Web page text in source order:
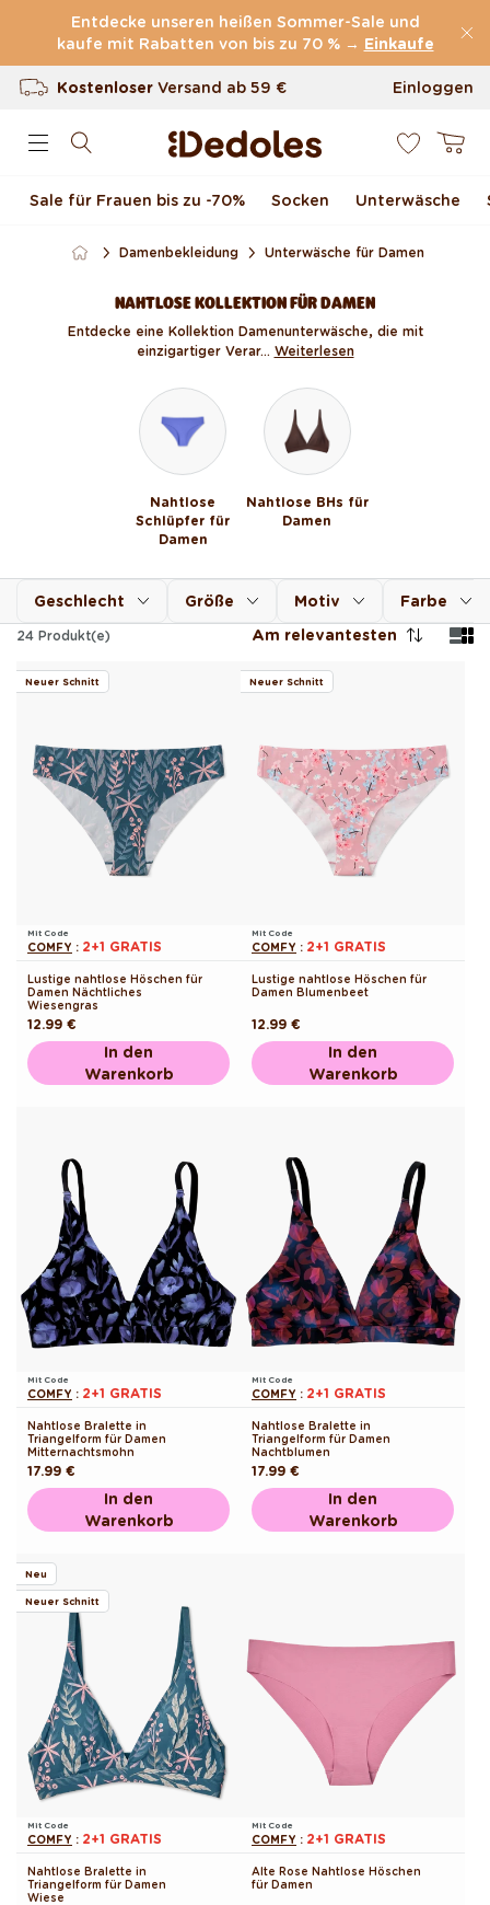
Direkt zum Inhalt
Entdecke unseren heißen Sommer-Sale und
kaufe mit Rabatten von bis zu 70 % → Einkaufe
(60.231 Bewertungen)
Kostenloser Versand ab 59 €
100 Tage Rückgaberecht
Einloggen
Sale für Frauen bis zu -70 % Socken Unterwäsche
Damenbekleidung Unterwäsche für Damen
NAHTLOSE KOLLEKTION FÜR DAMEN
Entdecke eine Kollektion Damenunterwäsche, die mit
einzigartiger Verar... Weiterlesen
Nahtlose
Schlüpfer für
Damen
Nahtlose BHs für
Damen
Geschlecht Größe Motiv Farbe
24 Produkt(e) Am relevantesten
Neuer Schnitt
Mit Code
COMFY : 2+1 GRATIS
Lustige nahtlose Höschen für
Damen Nächtliches
Wiesengras
Normaler
Preis
12.99 €
In den
Warenkorb
Neuer Schnitt
Mit Code
COMFY : 2+1 GRATIS
Lustige nahtlose Höschen für
Damen Blumenbeet
Normaler
Preis
12.99 €
In den
Warenkorb
Mit Code
COMFY : 2+1 GRATIS
Nahtlose Bralette in
Triangelform für Damen
Mitternachtsmohn
Normaler
Preis
17.99 €
In den
Warenkorb
Mit Code
COMFY : 2+1 GRATIS
Nahtlose Bralette in
Triangelform für Damen
Nachtblumen
Normaler
Preis
17.99 €
In den
Warenkorb
Neu
Neuer Schnitt
Mit Code
COMFY : 2+1 GRATIS
Nahtlose Bralette in
Triangelform für Damen
Wiese
Mit Code
COMFY : 2+1 GRATIS
Alte Rose Nahtlose Höschen
für Damen